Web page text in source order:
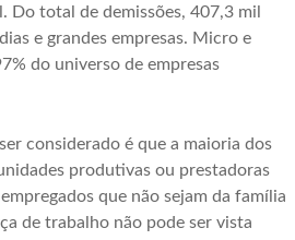
Do total de demissões, 407,3 mil
e grandes empresas. Micro e
do universo de empresas
considerado é que a maioria dos
produtivas ou prestadoras
que não sejam da família
de trabalho não pode ser vista